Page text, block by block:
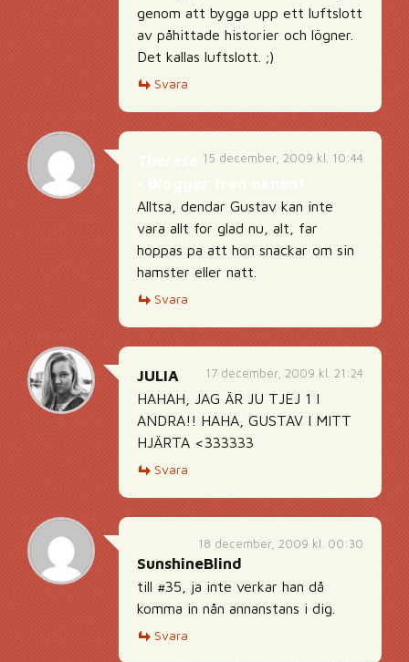
genom att bygga upp ett luftslott
av påhittade historier och lögner.
Det kallas luftslott. ;)
Svara
15 december, 2009 kl. 10:44
Alltsa, dendar Gustav kan inte
vara allt for glad nu, alt, far
hoppas pa att hon snackar om sin
hamster eller natt.
Svara
17 december, 2009 kl. 21:24
JULIA
HAHAH, JAG ÄR JU TJEJ 1 I
ANDRA!! HAHA, GUSTAV I MITT
HJÄRTA <333333
Svara
18 december, 2009 kl. 00:30
SunshineBlind
till #35, ja inte verkar han då
komma in nån annanstans i dig.
Svara